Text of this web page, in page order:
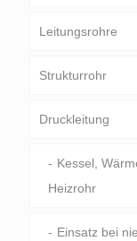
Schläuche &
Bohrgestänge
Schweres
Leitungsrohre
gemeinsame
Besonderer
Strukturrohr
Runde, Platz
Druckleitung
Kessel,
Heizrohr
Einsatz bei